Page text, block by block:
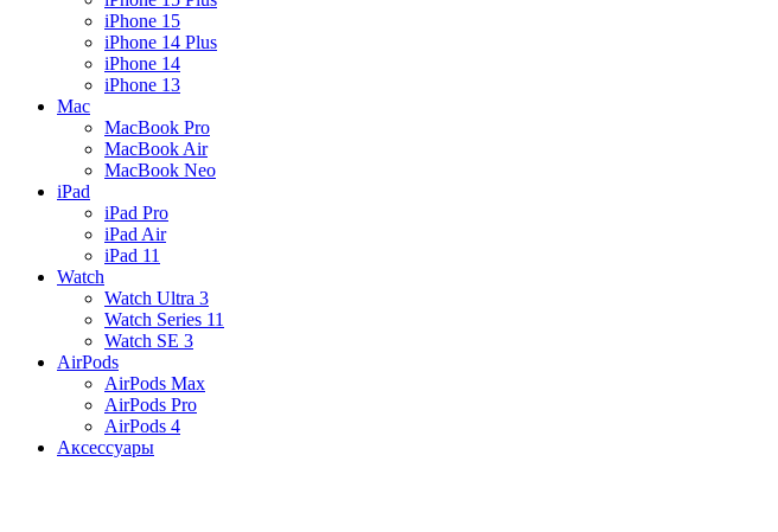
iPhone 15
iPhone 14 Plus
iPhone 14
iPhone 13
Mac
MacBook Pro
MacBook Air
MacBook Neo
iPad
iPad Pro
iPad Air
iPad 11
Watch
Watch Ultra 3
Watch Series 11
Watch SE 3
AirPods
AirPods Max
AirPods Pro
AirPods 4
Аксессуары